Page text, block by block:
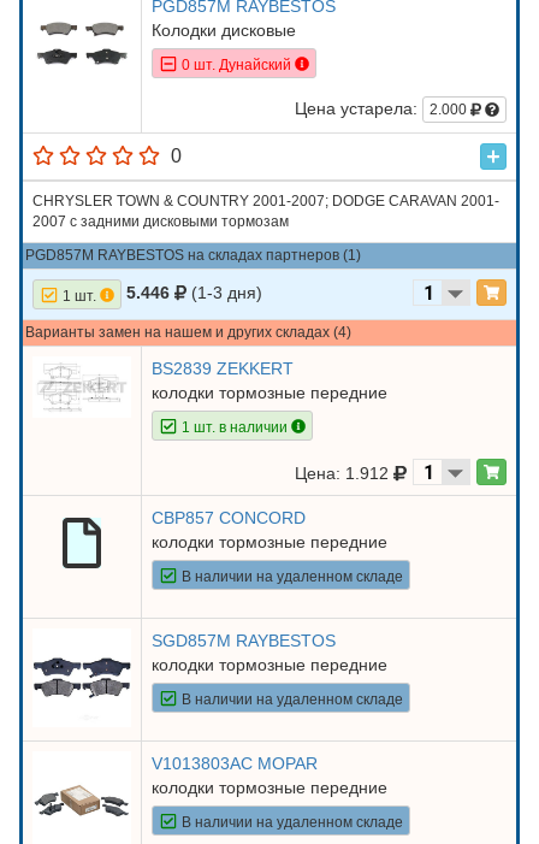
PGD857M RAYBESTOS
Колодки дисковые
0 шт. Дунайский
Цена устарела: 2.000
0
CHRYSLER TOWN & COUNTRY 2001-2007; DODGE CARAVAN 2001-
2007 с задними дисковыми тормозам
PGD857M RAYBESTOS на складах партнеров (1)
1 шт. 5.446 (1-3 дня)
Варианты замен на нашем и других складах (4)
BS2839 ZEKKERT
колодки тормозные передние
1 шт. в наличии
Цена: 1.912
CBP857 CONCORD
колодки тормозные передние
В наличии на удаленном складе
SGD857M RAYBESTOS
колодки тормозные передние
В наличии на удаленном складе
V1013803AC MOPAR
колодки тормозные передние
В наличии на удаленном складе